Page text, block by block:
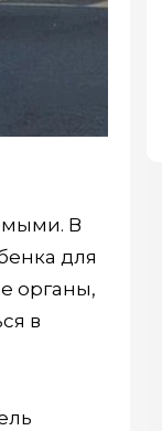
В
для
органы,
в